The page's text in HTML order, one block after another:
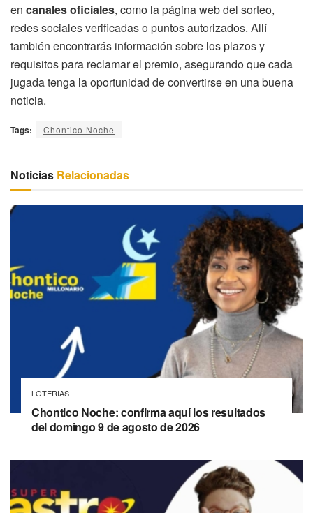
en canales oficiales, como la página web del sorteo,
redes sociales verificadas o puntos autorizados. Allí
también encontrarás información sobre los plazos y
requisitos para reclamar el premio, asegurando que cada
jugada tenga la oportunidad de convertirse en una buena
noticia.
Tags: Chontico Noche
Noticias Relacionadas
LOTERIAS
Chontico Noche: confirma aquí los resultados
del domingo 9 de agosto de 2026